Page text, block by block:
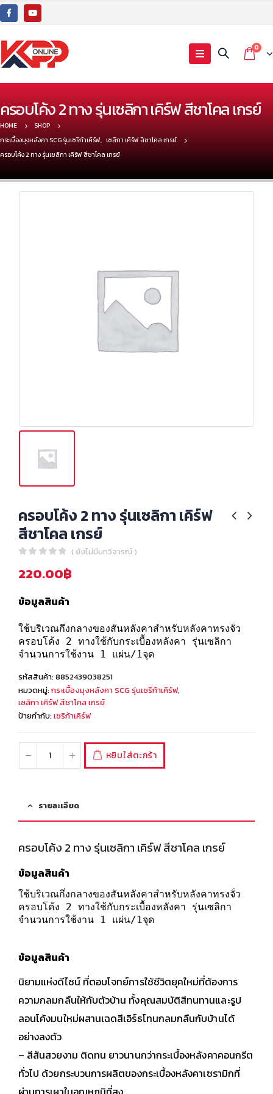
0
ครอบโค้ง 2 ทาง รุ่นเซลิกา เคิร์ฟ สีชาโคล เกรย์
HOME
SHOP
กระเบื้องมุงหลังคา SCG รุ่นเซริก้าเคิร์ฟ, เซลิกา เคิร์ฟ สีชาโคล เกรย์
ครอบโค้ง 2 ทาง รุ่นเซลิกา เคิร์ฟ สีชาโคล เกรย์
ครอบโค้ง 2 ทาง รุ่นเซลิกา เคิร์ฟ
สีชาโคล เกรย์
( ยังไม่มีบทวิจารณ์ )
220.00฿
ข้อมูลสินค้า
ใช้บริเวณกึ่งกลางของสันหลังคาสำหรับหลังคาทรงจั่ว
ครอบโค้ง 2 ทางใช้กับกระเบื้องหลังคา รุ่นเซลิกา
จำนวนการใช้งาน 1 แผ่น/1จุด
รหัสสินค้า:8852439038251
หมวดหมู่:กระเบื้องมุงหลังคา SCG รุ่นเซริก้าเคิร์ฟ,
เซลิกา เคิร์ฟ สีชาโคล เกรย์
ป้ายกำกับ:เซริก้าเคิร์ฟ
หยิบใส่ตะกร้า
รายละเอียด
ครอบโค้ง 2 ทาง รุ่นเซลิกา เคิร์ฟ สีชาโคล เกรย์
ข้อมูลสินค้า
ใช้บริเวณกึ่งกลางของสันหลังคาสำหรับหลังคาทรงจั่ว
ครอบโค้ง 2 ทางใช้กับกระเบื้องหลังคา รุ่นเซลิกา
จำนวนการใช้งาน 1 แผ่น/1จุด
ข้อมูลสินค้า
นิยามแห่งดีไซน์ ที่ตอบโจทย์การใช้ชีวิตยุคใหม่ที่ต้องการ
ความกลมกลืนให้กับตัวบ้าน ทั้งคุณสมบัติสีทนทานและรูป
ลอนโค้งมนใหม่ผสานเฉดสีเอิร์ธโทนกลมกลืนกับบ้านได้
อย่างลงตัว
– สีสันสวยงาม ติดทน ยาวนานกว่ากระเบื้องหลังคาคอนกรีต
ทั่วไป ด้วยกระบวนการผลิตของกระเบื้องหลังคาเซรามิกที่